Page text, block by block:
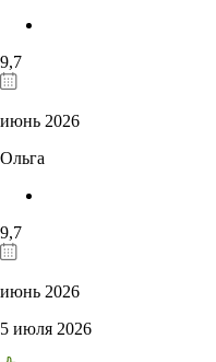
9,7
июнь 2026
Ольга
9,7
июнь 2026
5 июля 2026